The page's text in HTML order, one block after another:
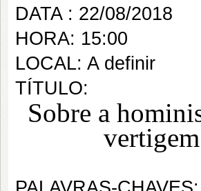
DATA : 22/08/2018
HORA: 15:00
LOCAL: A definir
TÍTULO:
Sobre a